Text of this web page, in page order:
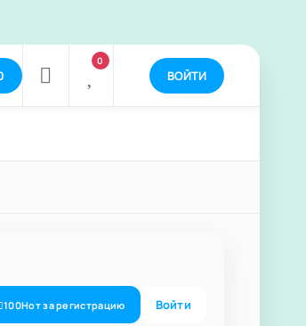
0
ВОЙТИ
100Нотза регистрацию Войти